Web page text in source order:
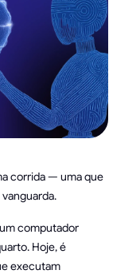
corrida — uma que
computador
Hoje, é
executam